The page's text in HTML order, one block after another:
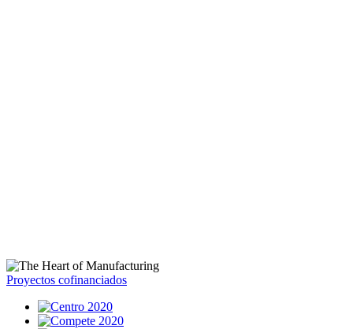
Proyectos cofinanciados